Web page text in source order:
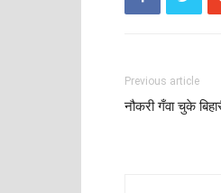
Previous article
नौकरी गँवा चुके